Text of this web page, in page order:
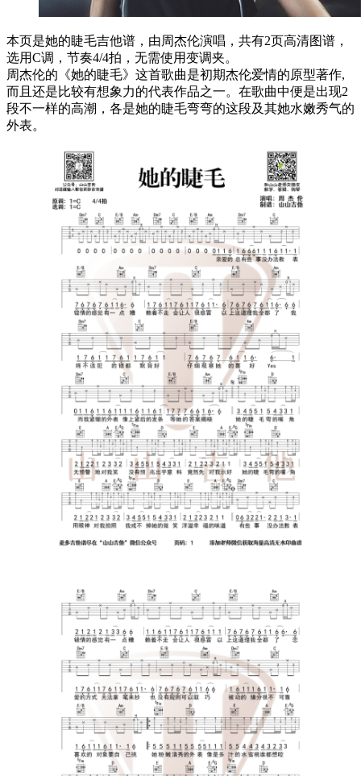
本页是她的睫毛吉他谱，由周杰伦演唱，共有2页高清图谱，
选用C调，节奏4/4拍，无需使用变调夹。
周杰伦的《她的睫毛》这首歌曲是初期杰伦爱情的原型著作,
而且还是比较有想象力的代表作品之一。在歌曲中便是出现2
段不一样的高潮，各是她的睫毛弯弯的这段及其她水嫩秀气的
外表。